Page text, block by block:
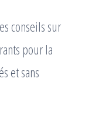
conseils sur
pour la
et sans